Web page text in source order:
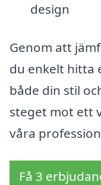
design
Genom att
du enkelt hitta
både din stil
steget mot ett
våra
Få 3